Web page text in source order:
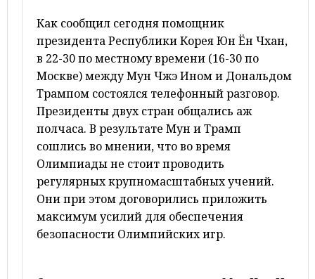
Как сообщил сегодня помощник
президента Республики Корея Юн Ён Чхан,
в 22-30 по местному времени (16-30 по
Москве) между Мун Чжэ Ином и Дональдом
Трампом состоялся телефонный разговор.
Президенты двух стран общались аж
полчаса. В результате Мун и Трамп
сошлись во мнении, что во время
Олимпиады не стоит проводить
регулярных крупномасштабных учений.
Они при этом договорились приложить
максимум усилий для обеспечения
безопасности Олимпийских игр.